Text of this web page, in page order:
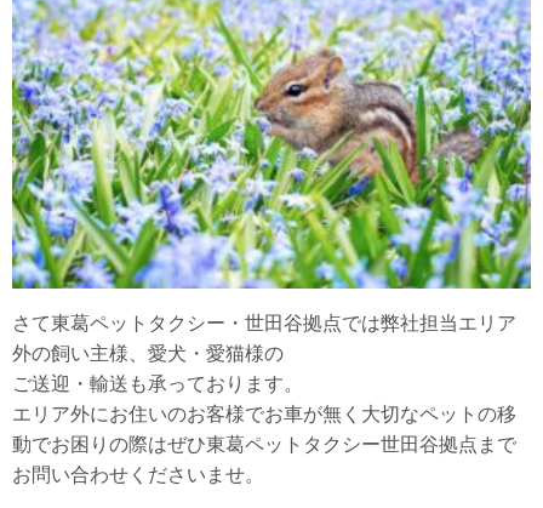
さて東葛ペットタクシー・世田谷拠点では弊社担当エリア
外の飼い主様、愛犬・愛猫様の
ご送迎・輸送も承っております。
エリア外にお住いのお客様でお車が無く大切なペットの移
動でお困りの際はぜひ東葛ペットタクシー世田谷拠点まで
お問い合わせくださいませ。